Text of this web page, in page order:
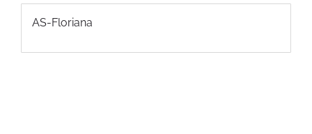
AS-Floriana